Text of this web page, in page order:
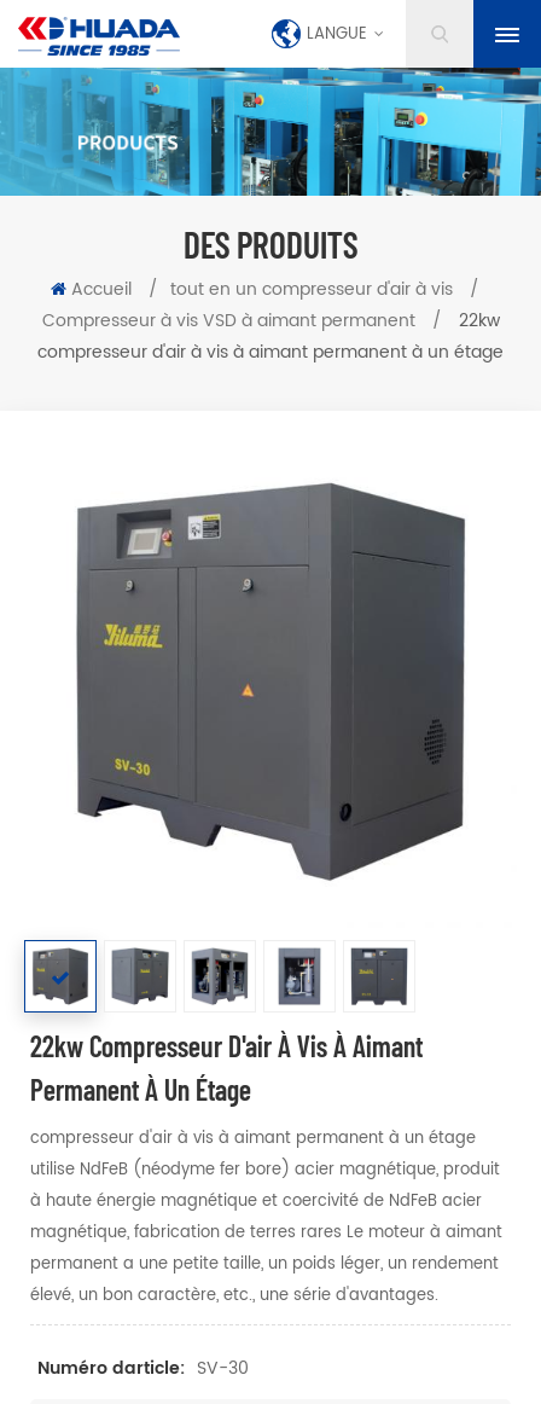
LANGUE
DES PRODUITS
Accueil / tout en un compresseur d'air à vis
/
Compresseur à vis VSD à aimant permanent
/
22kw
compresseur d'air à vis à aimant permanent à un étage
22kw Compresseur D'air À Vis À Aimant
Permanent À Un Étage
compresseur d'air à vis à aimant permanent à un étage
utilise NdFeB (néodyme fer bore) acier magnétique, produit
à haute énergie magnétique et coercivité de NdFeB acier
magnétique, fabrication de terres rares Le moteur à aimant
permanent a une petite taille, un poids léger, un rendement
élevé, un bon caractère, etc., une série d'avantages.
Numéro darticle: SV-30